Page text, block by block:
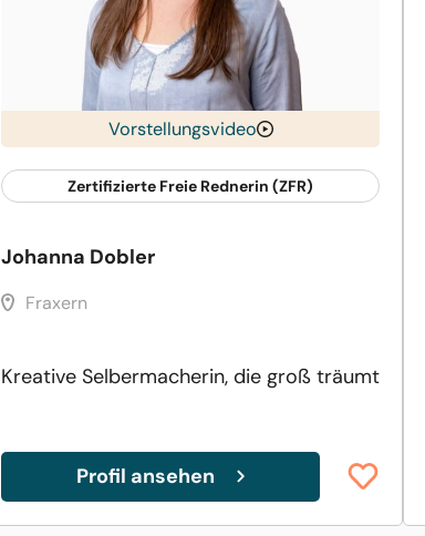
Vorstellungsvideo
Zertifizierte Freie Rednerin (ZFR)
Johanna Dobler
Fraxern
Kreative Selbermacherin, die groß träumt
Profil ansehen